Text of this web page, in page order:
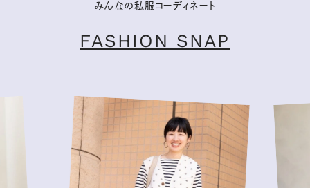
みんなの私服コーディネート
FASHION SNAP